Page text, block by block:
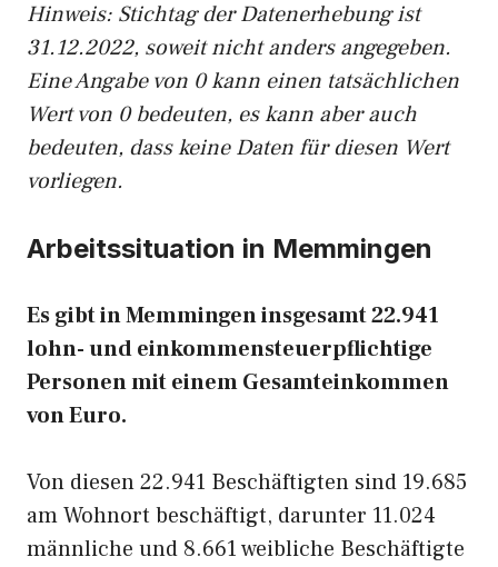
Hinweis: Stichtag der Datenerhebung ist
31.12.2022, soweit nicht anders angegeben.
Eine Angabe von 0 kann einen tatsächlichen
Wert von 0 bedeuten, es kann aber auch
bedeuten, dass keine Daten für diesen Wert
vorliegen.
Arbeitssituation in Memmingen
Es gibt in Memmingen insgesamt 22.941
lohn- und einkommensteuerpflichtige
Personen mit einem Gesamteinkommen
von Euro.
Von diesen 22.941 Beschäftigten sind 19.685
am Wohnort beschäftigt, darunter 11.024
männliche und 8.661 weibliche Beschäftigte